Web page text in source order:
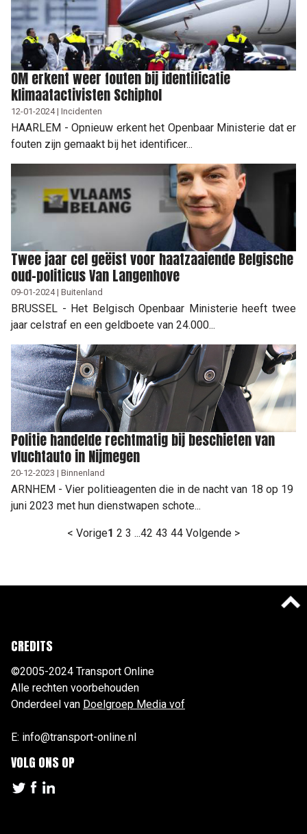
OM erkent weer fouten bij identificatie
klimaatactivisten Schiphol
12-01-2024 | Incidenten
HAARLEM - Opnieuw erkent het Openbaar Ministerie dat er
fouten zijn gemaakt bij het identificer...
Twee jaar cel geëist voor haatzaaiende Belgische
oud-politicus Van Langenhove
09-01-2024 | Buitenland
BRUSSEL - Het Belgisch Openbaar Ministerie heeft twee
jaar celstraf en een geldboete van 24.000...
Politie handelde rechtmatig bij beschieten van
vluchtauto in Nijmegen
20-12-2023 | Binnenland
ARNHEM - Vier politieagenten die in de nacht van 18 op 19
juni 2023 met hun dienstwapen schote...
< Vorige1 2 3 ...42 43 44 Volgende >
CREDITS
©2005-2024 Transport Online
Alle rechten voorbehouden
Onderdeel van Doelgroep Media vof
E: info@transport-online.nl
VOLG ONS OP